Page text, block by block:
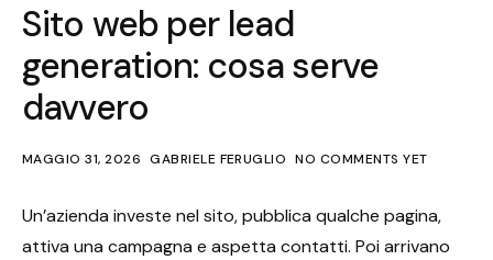
Sito web per lead
generation: cosa serve
davvero
MAGGIO 31, 2026 GABRIELE FERUGLIO NO COMMENTS YET
Un’azienda investe nel sito, pubblica qualche pagina,
attiva una campagna e aspetta contatti. Poi arrivano